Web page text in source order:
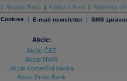
Skupina Patria Kariéra v Patrii Podmínky
Cookies | E-mail newsletter | SMS
Akcie:
Akcie ČEZ
Akcie NWR
Akcie Komerční banka
Akcie Erste Bank